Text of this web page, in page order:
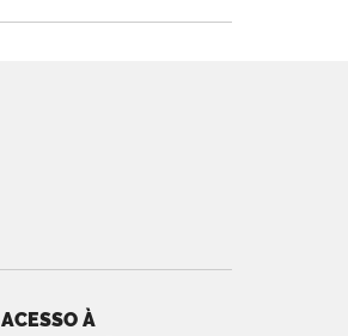
ACESSO À